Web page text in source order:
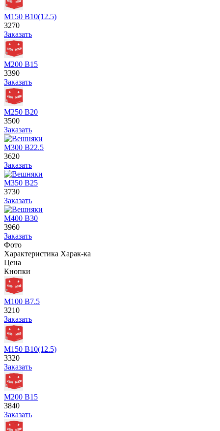
М150 В10(12.5)
3270
Заказать
М200 В15
3390
Заказать
М250 В20
3500
Заказать
М300 В22.5
3620
Заказать
М350 В25
3730
Заказать
М400 В30
3960
Заказать
Фото
Характеристика Харак-ка
Цена
Кнопки
М100 В7.5
3210
Заказать
М150 В10(12.5)
3320
Заказать
М200 В15
3840
Заказать